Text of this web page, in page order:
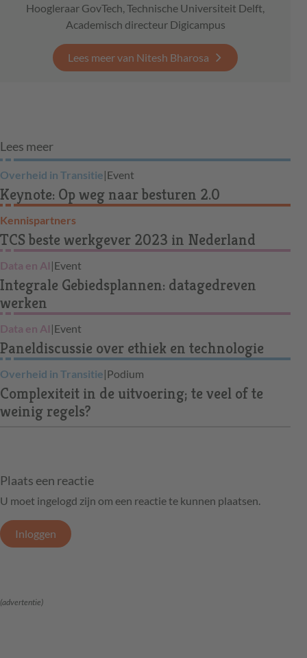
Hoogleraar GovTech, Technische Universiteit Delft,
Academisch directeur Digicampus
Lees meer van Nitesh Bharosa
Lees meer
Overheid in Transitie|Event
Keynote: Op weg naar besturen 2.0
Kennispartners
TCS beste werkgever 2023 in Nederland
Data en AI |Event
Integrale Gebiedsplannen: datagedreven
werken
Data en AI |Event
Paneldiscussie over ethiek en technologie
Overheid in Transitie|Podium
Complexiteit in de uitvoering; te veel of te
weinig regels?
Plaats een reactie
U moet ingelogd zijn om een reactie te kunnen plaatsen.
Inloggen
(advertentie)